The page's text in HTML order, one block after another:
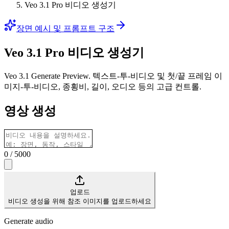
Veo 3.1 Pro 비디오 생성기
장면 예시 및 프롬프트 구조
Veo 3.1 Pro 비디오 생성기
Veo 3.1 Generate Preview. 텍스트-투-비디오 및 첫/끝 프레임 이
미지-투-비디오, 종횡비, 길이, 오디오 등의 고급 컨트롤.
영상 생성
0 / 5000
업로드
비디오 생성을 위해 참조 이미지를 업로드하세요
Generate audio